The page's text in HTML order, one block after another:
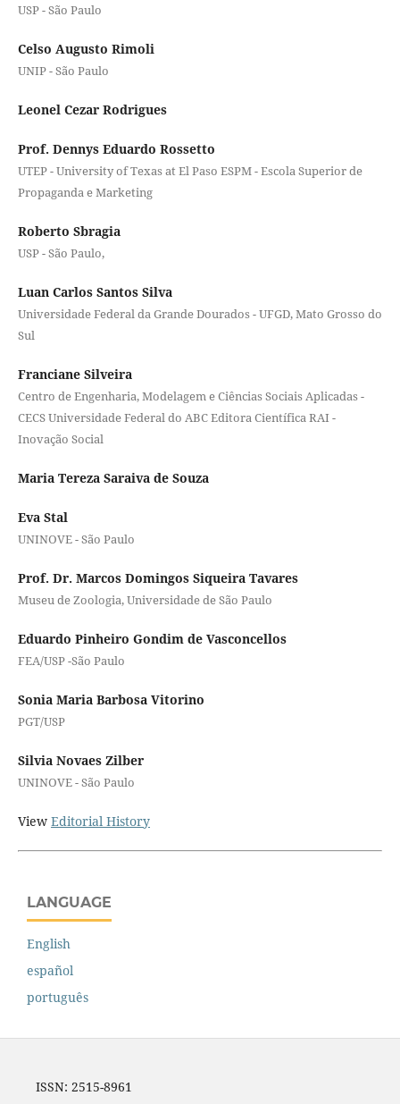
USP - São Paulo
Celso Augusto Rimoli
UNIP - São Paulo
Leonel Cezar Rodrigues
Prof. Dennys Eduardo Rossetto
UTEP - University of Texas at El Paso ESPM - Escola Superior de
Propaganda e Marketing
Roberto Sbragia
USP - São Paulo,
Luan Carlos Santos Silva
Universidade Federal da Grande Dourados - UFGD, Mato Grosso do
Sul
Franciane Silveira
Centro de Engenharia, Modelagem e Ciências Sociais Aplicadas -
CECS Universidade Federal do ABC Editora Científica RAI -
Inovação Social
Maria Tereza Saraiva de Souza
Eva Stal
UNINOVE - São Paulo
Prof. Dr. Marcos Domingos Siqueira Tavares
Museu de Zoologia, Universidade de São Paulo
Eduardo Pinheiro Gondim de Vasconcellos
FEA/USP -São Paulo
Sonia Maria Barbosa Vitorino
PGT/USP
Silvia Novaes Zilber
UNINOVE - São Paulo
View Editorial History
LANGUAGE
English
español
português
ISSN: 2515-8961